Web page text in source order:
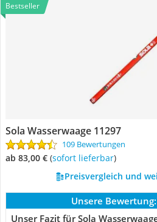
Bestseller
Sola Wasserwaage 11297
109 Bewertungen
ab 83,00 € ( Sofort lieferbar)
Preisvergleich und
Unsere Bewertung:
Unser Fazit für Sola